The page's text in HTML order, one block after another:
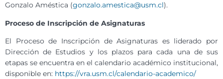
Gonzalo Améstica (gonzalo.amestica@usm.cl).
Proceso de Inscripción de Asignaturas
El Proceso de Inscripción de Asignaturas es liderado por
Dirección de Estudios y los plazos para cada una de sus
etapas se encuentra en el calendario académico institucional,
disponible en: https://vra.usm.cl/calendario-academico/